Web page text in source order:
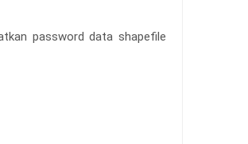
password data shapefile